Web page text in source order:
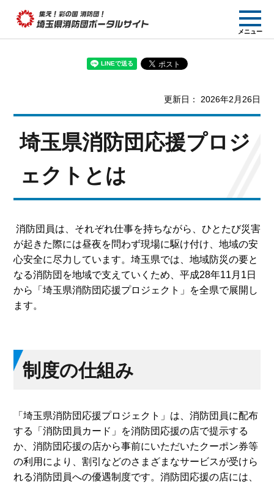
集え! 彩の国消防団!
埼玉県消防団ポー
タルサイト
メニュー
更新日： 2026年2月26日
埼玉県消防団応援プロジ
ェクトとは
消防団員は、それぞれ仕事を持ちながら、ひとたび災害
が起きた際には昼夜を問わず現場に駆け付け、地域の安
心安全に尽力しています。埼玉県では、地域防災の要と
なる消防団を地域で支えていくため、平成28年11月1日
から「埼玉県消防団応援プロジェクト」を全県で展開し
ます。
制度の仕組み
「埼玉県消防団応援プロジェクト」は、消防団員に配布
する「消防団員カード」を消防団応援の店で提示する
か、消防団応援の店から事前にいただいたクーポン券等
の利用により、割引などのさまざまなサービスが受けら
れる消防団員への優遇制度です。消防団応援の店には、